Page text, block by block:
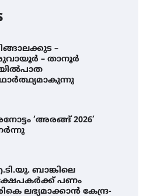
–
– താനൂർ
‘അരങ്ങ് 2026’
ബാങ്കിലെ
പണം
ലഭ്യമാക്കാൻ കേന്ദ്ര-